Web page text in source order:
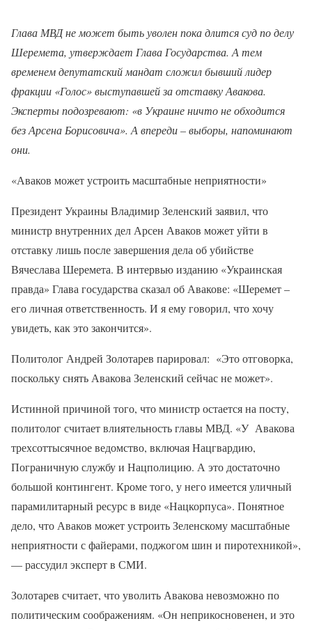
Глава МВД не может быть уволен пока длится суд по делу
Шеремета, утверждает Глава Государства. А тем
временем депутатский мандат сложил бывший лидер
фракции «Голос» выступавшей за отставку Авакова.
Эксперты подозревают: «в Украине ничто не обходится
без Арсена Борисовича». А впереди – выборы, напоминают
они.
«Аваков может устроить масштабные неприятности»
Президент Украины Владимир Зеленский заявил, что
министр внутренних дел Арсен Аваков может уйти в
отставку лишь после завершения дела об убийстве
Вячеслава Шеремета. В интервью изданию «Украинская
правда» Глава государства сказал об Авакове: «Шеремет –
его личная ответственность. И я ему говорил, что хочу
увидеть, как это закончится».
Политолог Андрей Золотарев парировал: «Это отговорка,
поскольку снять Авакова Зеленский сейчас не может».
Истинной причиной того, что министр остается на посту,
политолог считает влиятельность главы МВД. «У Авакова
трехсоттысячное ведомство, включая Нацгвардию,
Пограничную службу и Нацполицию. А это достаточно
большой контингент. Кроме того, у него имеется уличный
парамилитарный ресурс в виде «Нацкорпуса». Понятное
дело, что Аваков может устроить Зеленскому масштабные
неприятности с файерами, поджогом шин и пиротехникой»,
— рассудил эксперт в СМИ.
Золотарев считает, что уволить Авакова невозможно по
политическим соображениям. «Он неприкосновенен, и это